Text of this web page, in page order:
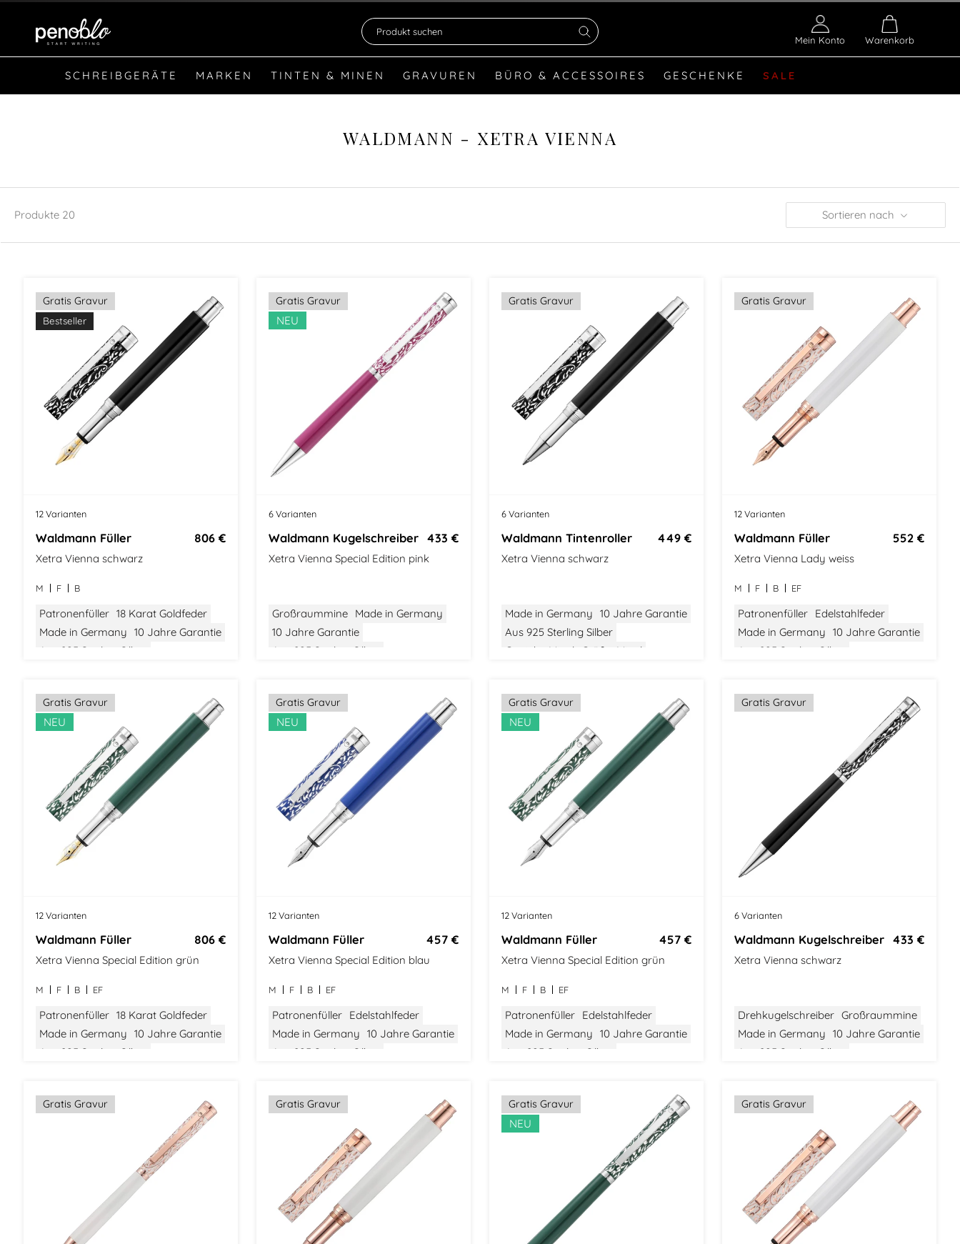
SCHREIBGERÄTE MARKEN TINTEN & MINEN GRAVUREN BÜRO & ACCESSOIRES GESCHENKE SALE
Produkt suchen
Mein Konto Warenkorb
WALDMANN - XETRA VIENNA
Sortieren nach
Produkte 20
Gratis Gravur
Bestseller
12 Varianten
Waldmann Füller 806 €
Xetra Vienna schwarz
M F B
Patronenfüller 18 Karat Goldfeder
Made in Germany 10 Jahre Garantie
Aus 925 Sterling Silber
Gratis Gravur
NEU
6 Varianten
Waldmann Kugelschreiber 433 €
Xetra Vienna Special Edition pink
Großraummine Made in Germany
10 Jahre Garantie
Aus 925 Sterling Silber
Gratis Gravur
6 Varianten
Waldmann Tintenroller 449 €
Xetra Vienna schwarz
Made in Germany 10 Jahre Garantie
Aus 925 Sterling Silber
Gewicht: Mittel
Größe: Mittel
Gratis Gravur
12 Varianten
Waldmann Füller 552 €
Xetra Vienna Lady weiss
M F B EF
Patronenfüller Edelstahlfeder
Made in Germany 10 Jahre Garantie
Aus 925 Sterling Silber
Gratis Gravur
NEU
12 Varianten
Waldmann Füller 806 €
Xetra Vienna Special Edition grün
M F B EF
Patronenfüller 18 Karat Goldfeder
Made in Germany 10 Jahre Garantie
Aus 925 Sterling Silber
Gratis Gravur
NEU
12 Varianten
Waldmann Füller 457 €
Xetra Vienna Special Edition blau
M F B EF
Patronenfüller Edelstahlfeder
Made in Germany 10 Jahre Garantie
Aus 925 Sterling Silber
Gratis Gravur
NEU
12 Varianten
Waldmann Füller 457 €
Xetra Vienna Special Edition grün
M F B EF
Patronenfüller Edelstahlfeder
Made in Germany 10 Jahre Garantie
Aus 925 Sterling Silber
Gratis Gravur
6 Varianten
Waldmann Kugelschreiber 433 €
Xetra Vienna schwarz
Drehkugelschreiber Großraummine
Made in Germany 10 Jahre Garantie
Aus 925 Sterling Silber
Stilvolle Verpackung
Gratis Gravur Gratis Gravur Gratis Gravur
NEU
Gratis Gravur